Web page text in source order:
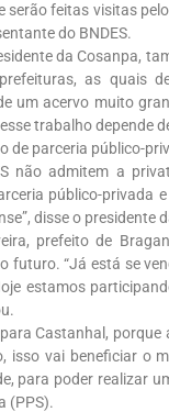
serão feitas visitas
do BNDES.
da Cosanpa,
as quais
um acervo muito
trabalho depende
de parceria público-
não admitem a
público-privada
disse o presidente
prefeito de
futuro. “Já está se
estamos
Castanhal,
isso vai beneficiar o
para poder realizar
(PPS).